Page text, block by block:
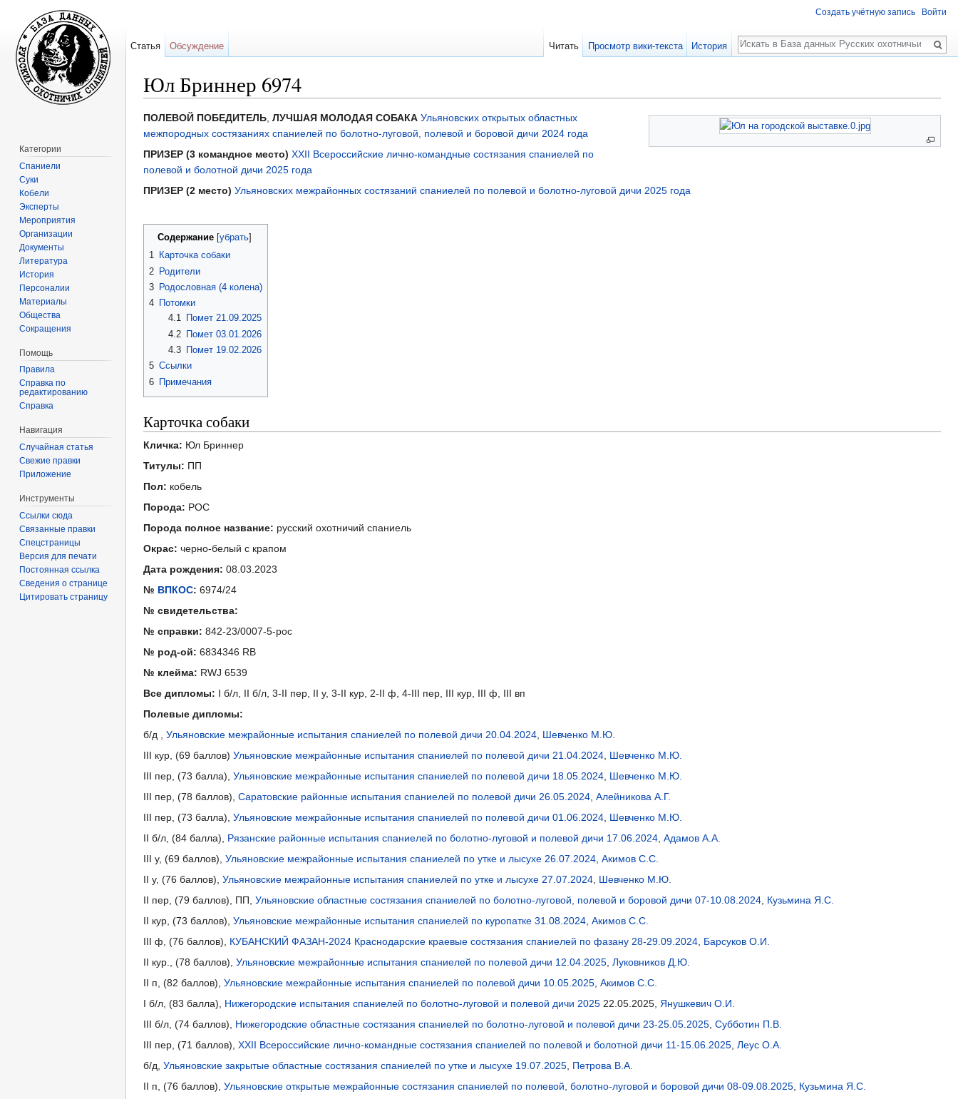
Юл Бриннер 6974
ПОЛЕВОЙ ПОБЕДИТЕЛЬ, ЛУЧШАЯ МОЛОДАЯ СОБАКА Ульяновских открытых областных
межпородных состязаниях спаниелей по болотно-луговой, полевой и боровой дичи 2024 года
ПРИЗЕР (3 командное место) XXII Всероссийские лично-командные состязания спаниелей по
полевой и болотной дичи 2025 года
ПРИЗЕР (2 место) Ульяновских межрайонных состязаний спаниелей по полевой и болотно-луговой дичи 2025 года
Содержание[ убрать]
1 Карточка собаки
2 Родители
3 Родословная (4 колена)
4 Потомки
4.1
Помет 21.09.2025
4.2
Помет 03.01.2026
4.3
Помет 19.02.2026
5 Ссылки
6 Примечания
Карточка собаки
Кличка: Юл Бриннер
Титулы: ПП
Пол: кобель
Порода: РОС
Порода полное название: русский охотничий спаниель
Окрас: черно-белый с крапом
Дата рождения: 08.03.2023
№ ВПКОС: 6974/24
№ свидетельства:
№ справки: 842-23/0007-5-рос
№ род-ой: 6834346 RB
№ клейма: RWJ 6539
Все дипломы: I б/л, II б/л, 3-II пер, II у, 3-II кур, 2-II ф, 4-III пер, III кур, III ф, III вп
Полевые дипломы:
б/д , Ульяновские межрайонные испытания спаниелей по полевой дичи 20.04.2024, Шевченко М.Ю.
III кур, (69 баллов) Ульяновские межрайонные испытания спаниелей по полевой дичи 21.04.2024, Шевченко М.Ю.
III пер, (73 балла), Ульяновские межрайонные испытания спаниелей по полевой дичи 18.05.2024, Шевченко М.Ю.
III пер, (78 баллов), Саратовские районные испытания спаниелей по полевой дичи 26.05.2024, Алейникова А.Г.
III пер, (73 балла), Ульяновские межрайонные испытания спаниелей по полевой дичи 01.06.2024, Шевченко М.Ю.
II б/л, (84 балла), Рязанские районные испытания спаниелей по болотно-луговой и полевой дичи 17.06.2024, Адамов А.А.
III у, (69 баллов), Ульяновские межрайонные испытания спаниелей по утке и лысухе 26.07.2024, Акимов С.С.
II у, (76 баллов), Ульяновские межрайонные испытания спаниелей по утке и лысухе 27.07.2024, Шевченко М.Ю.
II пер, (79 баллов), ПП, Ульяновские областные состязания спаниелей по болотно-луговой, полевой и боровой дичи 07-10.08.2024, Кузьмина Я.С.
II кур, (73 баллов), Ульяновские межрайонные испытания спаниелей по куропатке 31.08.2024, Акимов С.С.
III ф, (76 баллов), КУБАНСКИЙ ФАЗАН-2024 Краснодарские краевые состязания спаниелей по фазану 28-29.09.2024, Барсуков О.И.
II кур., (78 баллов), Ульяновские межрайонные испытания спаниелей по полевой дичи 12.04.2025, Луковников Д.Ю.
II п, (82 баллов), Ульяновские межрайонные испытания спаниелей по полевой дичи 10.05.2025, Акимов С.С.
I б/л, (83 балла), Нижегородские испытания спаниелей по болотно-луговой и полевой дичи 2025 22.05.2025, Янушкевич О.И.
III б/л, (74 баллов), Нижегородские областные состязания спаниелей по болотно-луговой и полевой дичи 23-25.05.2025, Субботин П.В.
III пер, (71 баллов), XXII Всероссийские лично-командные состязания спаниелей по полевой и болотной дичи 11-15.06.2025, Леус О.А.
б/д, Ульяновские закрытые областные состязания спаниелей по утке и лысухе 19.07.2025, Петрова В.А.
II п, (76 баллов), Ульяновские открытые межрайонные состязания спаниелей по полевой, болотно-луговой и боровой дичи 08-09.08.2025, Кузьмина Я.С.
Создать учётную запись Войти
Статья Обсуждение Читать Просмотр вики-текста История
Поиск
Категории
Спаниели
Суки
Кобели
Эксперты
Мероприятия
Организации
Документы
Литература
История
Персоналии
Материалы
Общества
Сокращения
Помощь
Правила
Справка по
редактированию
Справка
Навигация
Случайная статья
Свежие правки
Приложение
Инструменты
Ссылки сюда
Связанные правки
Спецстраницы
Версия для печати
Постоянная ссылка
Сведения о странице
Цитировать страницу